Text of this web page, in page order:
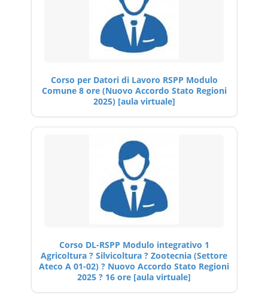
Corso per Datori di Lavoro RSPP Modulo
Comune 8 ore (Nuovo Accordo Stato Regioni
2025) [aula virtuale]
Corso DL-RSPP Modulo integrativo 1
Agricoltura ? Silvicoltura ? Zootecnia (Settore
Ateco A 01-02) ? Nuovo Accordo Stato Regioni
2025 ? 16 ore [aula virtuale]